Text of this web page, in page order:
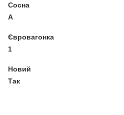
Сосна
А
Євровагонка
1
Новий
Так